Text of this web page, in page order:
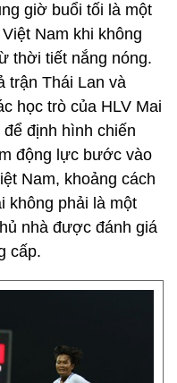
giờ buổi tối là một
Nam khi không
thời tiết nắng nóng.
trận Thái Lan và
học trò của HLV Mai
định hình chiến
động lực bước vào
Nam, khoảng cách
không phải là một
nhà được đánh giá
cấp.